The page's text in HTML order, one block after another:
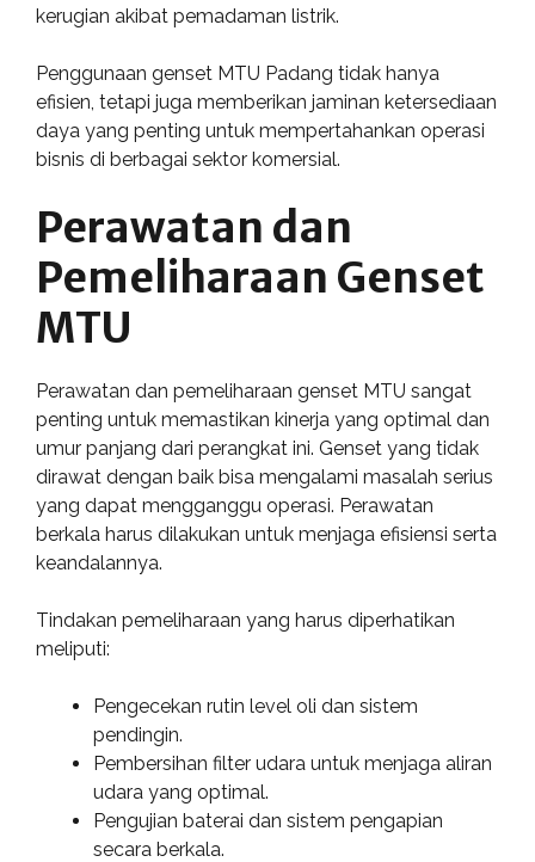
kerugian akibat pemadaman listrik.
Penggunaan genset MTU Padang tidak hanya
efisien, tetapi juga memberikan jaminan ketersediaan
daya yang penting untuk mempertahankan operasi
bisnis di berbagai sektor komersial.
Perawatan dan
Pemeliharaan Genset
MTU
Perawatan dan pemeliharaan genset MTU sangat
penting untuk memastikan kinerja yang optimal dan
umur panjang dari perangkat ini. Genset yang tidak
dirawat dengan baik bisa mengalami masalah serius
yang dapat mengganggu operasi. Perawatan
berkala harus dilakukan untuk menjaga efisiensi serta
keandalannya.
Tindakan pemeliharaan yang harus diperhatikan
meliputi:
Pengecekan rutin level oli dan sistem
pendingin.
Pembersihan filter udara untuk menjaga aliran
udara yang optimal.
Pengujian baterai dan sistem pengapian
secara berkala.